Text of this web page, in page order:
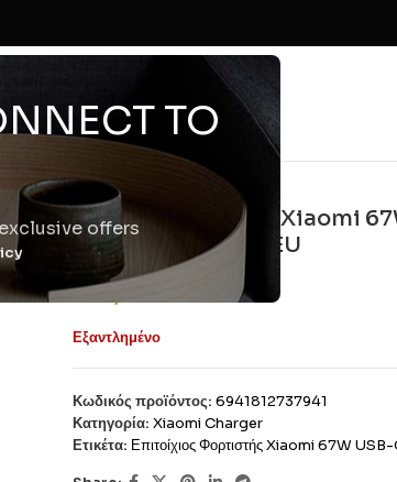
TO
offers
Επιτοίχιος Φορτιστής
Triple Port White EU
€18,81
Εξαντλημένο
Κωδικός προϊόντος: 6941812737941
Κατηγορία: Xiaomi Charger
Ετικέτα: Επιτοίχιος Φορτιστής Xiaomi 67W